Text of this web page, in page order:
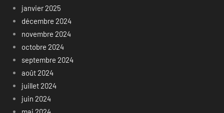
janvier 2025
décembre 2024
novembre 2024
octobre 2024
septembre 2024
août 2024
juillet 2024
juin 2024